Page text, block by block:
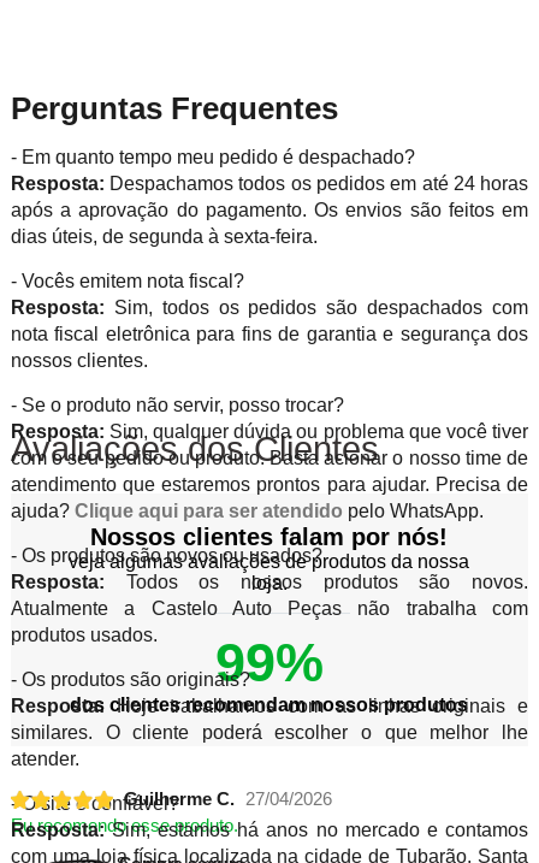
Perguntas Frequentes
- Em quanto tempo meu pedido é despachado?
Resposta: Despachamos todos os pedidos em até 24 horas
após a aprovação do pagamento. Os envios são feitos em
dias úteis, de segunda à sexta-feira.
- Vocês emitem nota fiscal?
Resposta: Sim, todos os pedidos são despachados com
nota fiscal eletrônica para fins de garantia e segurança dos
nossos clientes.
- Se o produto não servir, posso trocar?
Resposta: Sim, qualquer dúvida ou problema que você tiver
com o seu pedido ou produto. Basta acionar o nosso time de
atendimento que estaremos prontos para ajudar. Precisa de
ajuda? Clique aqui para ser atendido pelo WhatsApp.
- Os produtos são novos ou usados?
Resposta: Todos os nossos produtos são novos.
Atualmente a Castelo Auto Peças não trabalha com
produtos usados.
- Os produtos são originais?
Resposta:Hoje trabalhamos com as linhas originais e
similares. O cliente poderá escolher o que melhor lhe
atender.
- O site é confiável?
Resposta:Sim, estamos há anos no mercado e contamos
com uma loja física localizada na cidade de Tubarão, Santa
Avaliações dos Clientes
Nossos clientes falam por nós!
veja algumas avaliações de produtos da nossa
loja.
99%
dos clientes recomendam nossos produtos
Guilherme C. 27/04/2026
Eu recomendo esse produto.